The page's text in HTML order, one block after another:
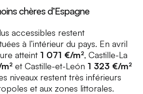
chères d’Espagne
accessibles restent
à l’intérieur du pays. En avril
atteint 1 071 €/m², Castille-La
et Castille-et-León 1 323 €/m²
niveaux restent très inférieurs
et aux zones littorales.